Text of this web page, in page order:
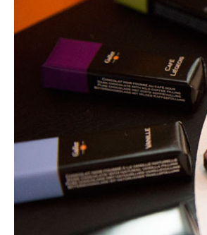
ATELIERS & ÉVÈNEMENTS